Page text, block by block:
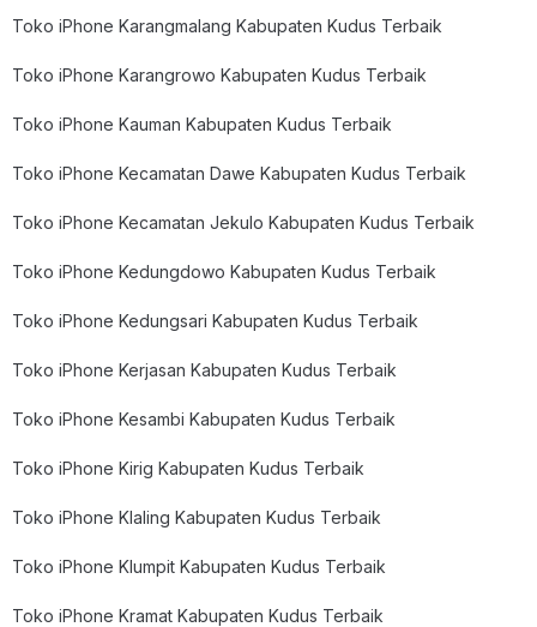
Toko iPhone Karangmalang Kabupaten Kudus Terbaik
Toko iPhone Karangrowo Kabupaten Kudus Terbaik
Toko iPhone Kauman Kabupaten Kudus Terbaik
Toko iPhone Kecamatan Dawe Kabupaten Kudus Terbaik
Toko iPhone Kecamatan Jekulo Kabupaten Kudus Terbaik
Toko iPhone Kedungdowo Kabupaten Kudus Terbaik
Toko iPhone Kedungsari Kabupaten Kudus Terbaik
Toko iPhone Kerjasan Kabupaten Kudus Terbaik
Toko iPhone Kesambi Kabupaten Kudus Terbaik
Toko iPhone Kirig Kabupaten Kudus Terbaik
Toko iPhone Klaling Kabupaten Kudus Terbaik
Toko iPhone Klumpit Kabupaten Kudus Terbaik
Toko iPhone Kramat Kabupaten Kudus Terbaik